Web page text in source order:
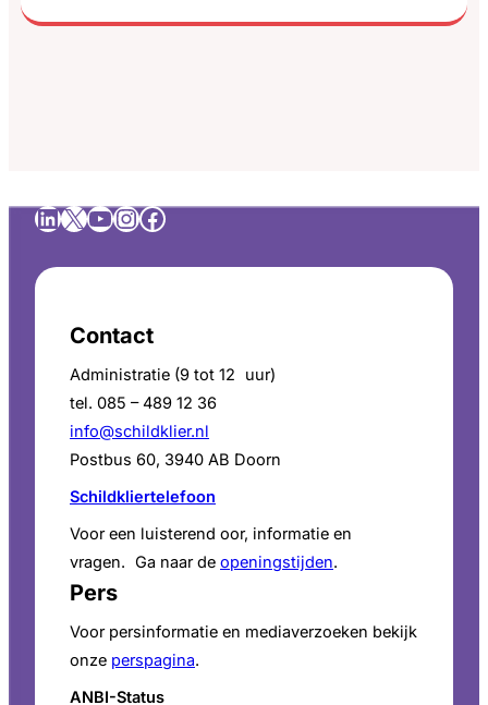
en
LinkedIn
X YouTube
Instagram
Facebook
Contact
Administratie (9 tot 12 uur)
tel. 085 – 489 12 36
info@schildklier.nl
Postbus 60, 3940 AB Doorn
Schildkliertelefoon
Voor een luisterend oor, informatie en
vragen. Ga naar de openingstijden.
Pers
Voor persinformatie en mediaverzoeken bekijk
onze perspagina.
ANBI-Status